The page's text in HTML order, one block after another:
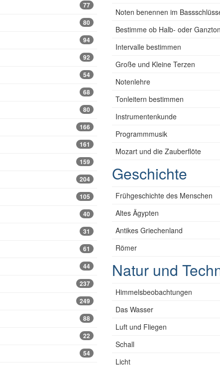
77
80
94
92
54
68
80
166
161
159
204
105
40
31
61
44
237
249
88
22
54
Noten benennen im
Bestimme ob Halb- oder
Intervalle bestimmen
Große und Kleine Terzen
Notenlehre
Tonleitern bestimmen
Instrumentenkunde
Programmmusik
Mozart und die Zauberflöte
Geschichte
Frühgeschichte des Menschen
Altes Ägypten
Antikes Griechenland
Römer
Natur und
Himmelsbeobachtungen
Das Wasser
Luft und Fliegen
Schall
Licht